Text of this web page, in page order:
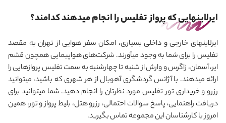
ایرلاین‎هایی که پرواز تفلیس را انجام می‏دهند کدامند؟
ایرلاین‎های خارجی و داخلی بسیاری، امکان سفر هوایی از تهران به مقصد
تفلیس را برای شما به وجود می‎آورند. شرکت‌های هواپیمایی همچون قشم
ایر، آسمان، زاگرس و وارش از شنبه تا چهارشنبه به سمت تفلیس پروازهایی را
ارائه می‎دهند. با آژانس گردشگری آهوبال از هر شهری که باشید، می‎توانید
رزرو و خریداری تور تفلیس مورد نظرتان را انجام دهید. شما می‎توانید برای
دریافت راهنمایی، پاسخ سوالات احتمالی، رزرو هتل، بلیط پرواز و تور، همین
امروز با کارشناسان این مجموعه تماس بگیرید.